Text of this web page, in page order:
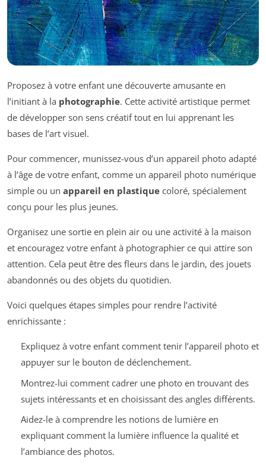
Proposez à votre enfant une découverte amusante en
l’initiant à la photographie. Cette activité artistique permet
de développer son sens créatif tout en lui apprenant les
bases de l’art visuel.
Pour commencer, munissez-vous d’un appareil photo adapté
à l’âge de votre enfant, comme un appareil photo numérique
simple ou un appareil en plastique coloré, spécialement
conçu pour les plus jeunes.
Organisez une sortie en plein air ou une activité à la maison
et encouragez votre enfant à photographier ce qui attire son
attention. Cela peut être des fleurs dans le jardin, des jouets
abandonnés ou des objets du quotidien.
Voici quelques étapes simples pour rendre l’activité
enrichissante :
Expliquez à votre enfant comment tenir l’appareil photo et
appuyer sur le bouton de déclenchement.
Montrez-lui comment cadrer une photo en trouvant des
sujets intéressants et en choisissant des angles différents.
Aidez-le à comprendre les notions de lumière en
expliquant comment la lumière influence la qualité et
l’ambiance des photos.